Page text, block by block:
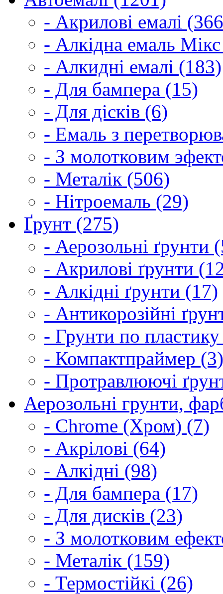
- Акрилові емалі
- Алкідна емаль
- Алкидні емалі (183)
- Для бампера (15)
- Для дісків (6)
- Емаль з
- З молотковим
- Металік (506)
- Нітроемаль (29)
Ґрунт (275)
- Аерозольні ґрунти
- Акрилові ґрунти
- Алкідні ґрунти (17)
- Антикорозійні
- Грунти по
- Компактпраймер (3)
- Протравлюючі
Аерозольні грунти,
- Chrome (Хром) (7)
- Акрілові (64)
- Алкідні (98)
- Для бампера (17)
- Для дисків (23)
- З молотковим
- Металік (159)
- Термостійкі (26)